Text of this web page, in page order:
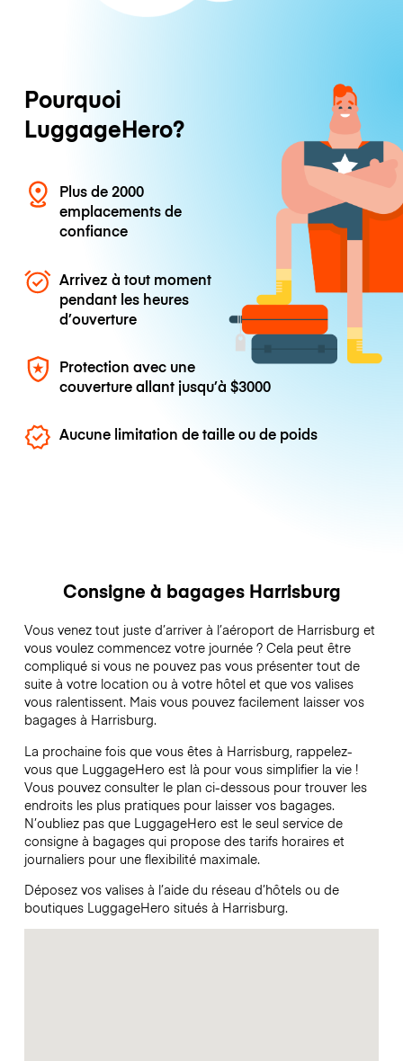
Pourquoi
LuggageHero?
Plus de 2000
emplacements de
confiance
Arrivez à tout moment
pendant les heures
d’ouverture
Protection avec une
couverture allant jusqu’à$3000
Aucune limitation de taille ou de poids
Consigne à bagages Harrisburg
Vous venez tout juste d’arriver à l’aéroport de Harrisburg et
vous voulez commencez votre journée ? Cela peut être
compliqué si vous ne pouvez pas vous présenter tout de
suite à votre location ou à votre hôtel et que vos valises
vous ralentissent. Mais vous pouvez facilement laisser vos
bagages à Harrisburg.
La prochaine fois que vous êtes à Harrisburg, rappelez-
vous que LuggageHero est là pour vous simplifier la vie !
Vous pouvez consulter le plan ci-dessous pour trouver les
endroits les plus pratiques pour laisser vos bagages.
N’oubliez pas que LuggageHero est le seul service de
consigne à bagages qui propose des tarifs horaires et
journaliers pour une flexibilité maximale.
Déposez vos valises à l’aide du réseau d’hôtels ou de
boutiques LuggageHero situés à Harrisburg.